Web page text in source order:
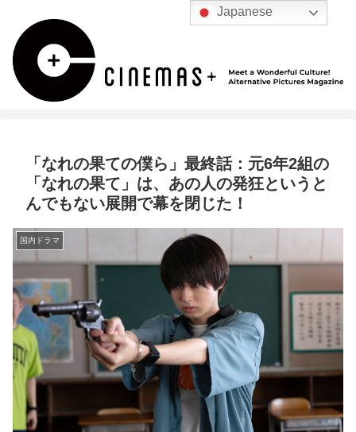
「なれの果ての僕ら」最終話：元6年2組の
「なれの果て」は、あの人の発狂というと
んでもない展開で幕を閉じた！
国内ドラマ
Japanese